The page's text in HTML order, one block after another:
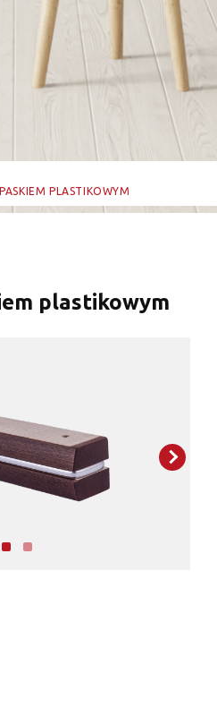
PLASTIKOWYM
plastikowym